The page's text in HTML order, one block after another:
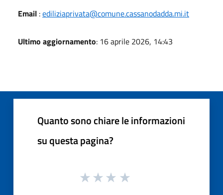
Email :ediliziaprivata@comune.cassanodadda.mi.it
Ultimo aggiornamento: 16 aprile 2026, 14:43
Quanto sono chiare le informazioni
su questa pagina?